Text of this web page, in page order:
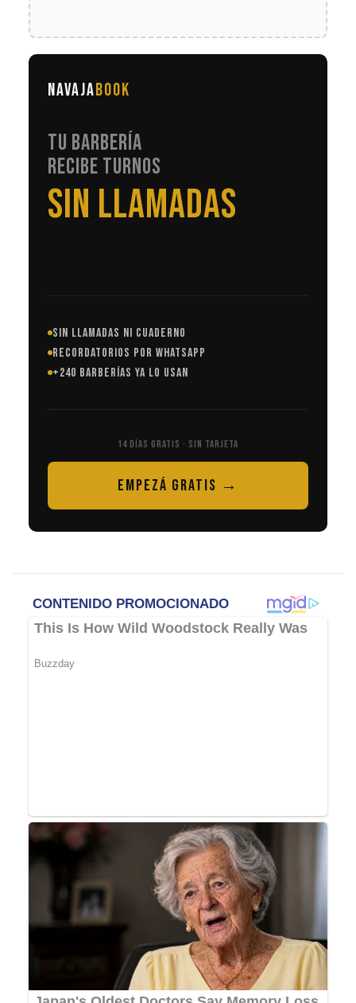
NAVAJABOOK
TU BARBERÍA
RECIBE TURNOS
EN AUTOMÁTICO
SIN LLAMADAS NI CUADERNO
RECORDATORIOS POR WHATSAPP
+240 BARBERÍAS YA LO USAN
14 DÍAS GRATIS · SIN TARJETA
EMPEZÁ GRATIS →